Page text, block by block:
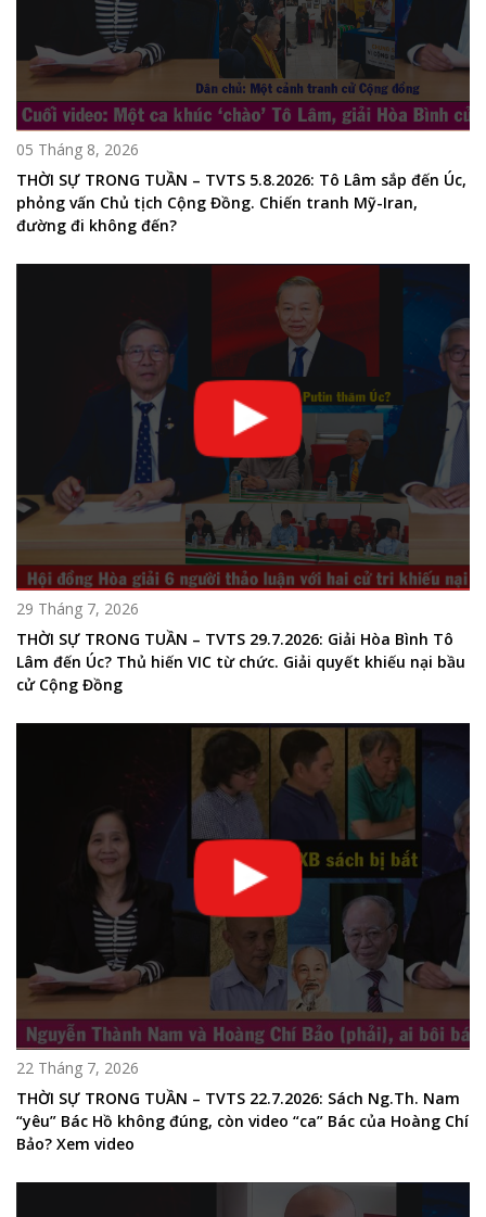
05 Tháng 8, 2026
THỜI SỰ TRONG TUẦN – TVTS 5.8.2026: Tô Lâm sắp đến Úc,
phỏng vấn Chủ tịch Cộng Đồng. Chiến tranh Mỹ-Iran,
đường đi không đến?
29 Tháng 7, 2026
THỜI SỰ TRONG TUẦN – TVTS 29.7.2026: Giải Hòa Bình Tô
Lâm đến Úc? Thủ hiến VIC từ chức. Giải quyết khiếu nại bầu
cử Cộng Đồng
22 Tháng 7, 2026
THỜI SỰ TRONG TUẦN – TVTS 22.7.2026: Sách Ng.Th. Nam
“yêu” Bác Hồ không đúng, còn video “ca” Bác của Hoàng Chí
Bảo? Xem video